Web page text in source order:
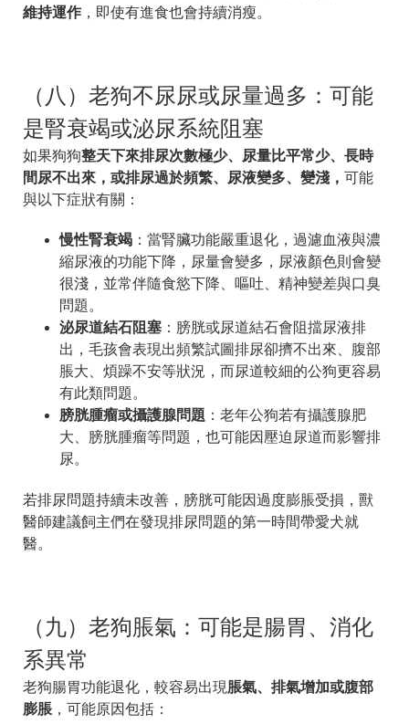
維持運作 ，即使有進食也會持續消瘦。
（八）老狗不尿尿或尿量過多：可能
是腎衰竭或泌尿系統阻塞
如果狗狗整天下來排尿次數極少、尿量比平常少、長時
間尿不出來，或排尿過於頻繁、尿液變多、變淺， 可能
與以下症狀有關：
慢性腎衰竭 ：當腎臟功能嚴重退化，過濾血液與濃
縮尿液的功能下降，尿量會變多，尿液顏色則會變
很淺，並常伴隨食慾下降、嘔吐、精神變差與口臭
問題。
泌尿道結石阻塞 ：膀胱或尿道結石會阻擋尿液排
出，毛孩會表現出頻繁試圖排尿卻擠不出來、腹部
脹大、煩躁不安等狀況，而尿道較細的公狗更容易
有此類問題。
膀胱腫瘤或攝護腺問題 ：老年公狗若有攝護腺肥
大、膀胱腫瘤等問題，也可能因壓迫尿道而影響排
尿。
若排尿問題持續未改善，膀胱可能因過度膨脹受損，獸
醫師建議飼主們在發現排尿問題的第一時間帶愛犬就
醫。
（九）老狗脹氣：可能是腸胃、消化
系異常
老狗腸胃功能退化，較容易出現脹氣、排氣增加或腹部
膨脹 ，可能原因包括：